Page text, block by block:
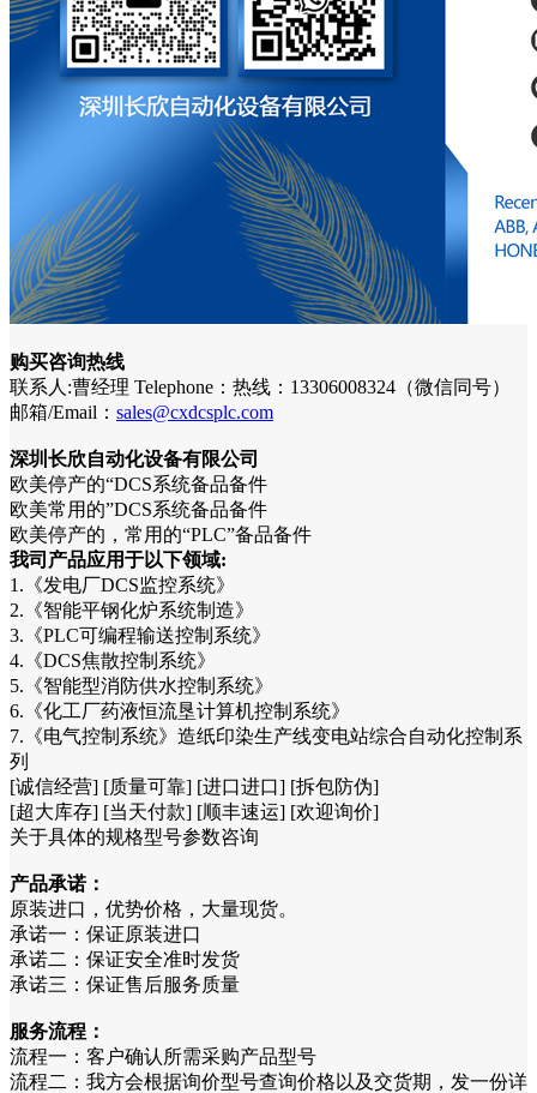
购买咨询热线
联系人:曹经理 Telephone：热线：13306008324（微信同号）
邮箱/Email： sales@cxdcsplc.com
深圳长欣自动化设备有限公司
欧美停产的“DCS系统备品备件
欧美常用的”DCS系统备品备件
欧美停产的，常用的“PLC”备品备件
我司产品应用于以下领域:
1.《发电厂DCS监控系统》
2.《智能平钢化炉系统制造》
3.《PLC可编程输送控制系统》
4.《DCS焦散控制系统》
5.《智能型消防供水控制系统》
6.《化工厂药液恒流垦计算机控制系统》
7.《电气控制系统》造纸印染生产线变电站综合自动化控制系
列
[诚信经营] [质量可靠] [进口进口] [拆包防伪]
[超大库存] [当天付款] [顺丰速运] [欢迎询价]
关于具体的规格型号参数咨询
产品承诺：
原装进口，优势价格，大量现货。
承诺一：保证原装进口
承诺二：保证安全准时发货
承诺三：保证售后服务质量
服务流程：
流程一：客户确认所需采购产品型号
流程二：我方会根据询价型号查询价格以及交货期，发一份详